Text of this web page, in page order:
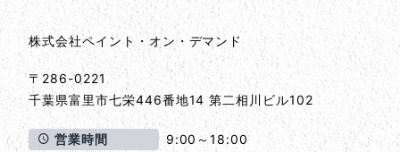
株式会社ペイント・オン・デマンド
〒286-0221
千葉県富里市七栄446番地14 第二相川ビル102
営業時間 9:00～18:00